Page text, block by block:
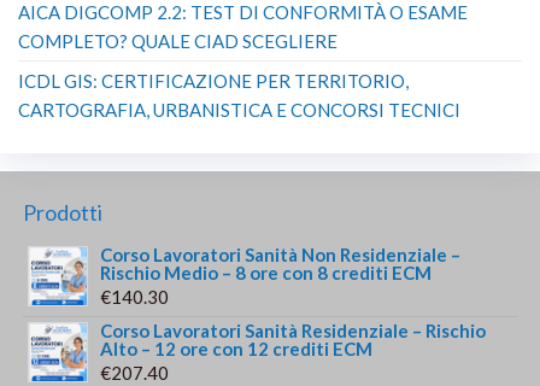
AICA DIGCOMP 2.2: TEST DI CONFORMITÀ O ESAME
COMPLETO? QUALE CIAD SCEGLIERE
ICDL GIS: CERTIFICAZIONE PER TERRITORIO,
CARTOGRAFIA, URBANISTICA E CONCORSI TECNICI
Prodotti
Corso Lavoratori Sanità Non Residenziale –
Rischio Medio – 8 ore con 8 crediti ECM
€140.30
Corso Lavoratori Sanità Residenziale – Rischio
Alto – 12 ore con 12 crediti ECM
€207.40